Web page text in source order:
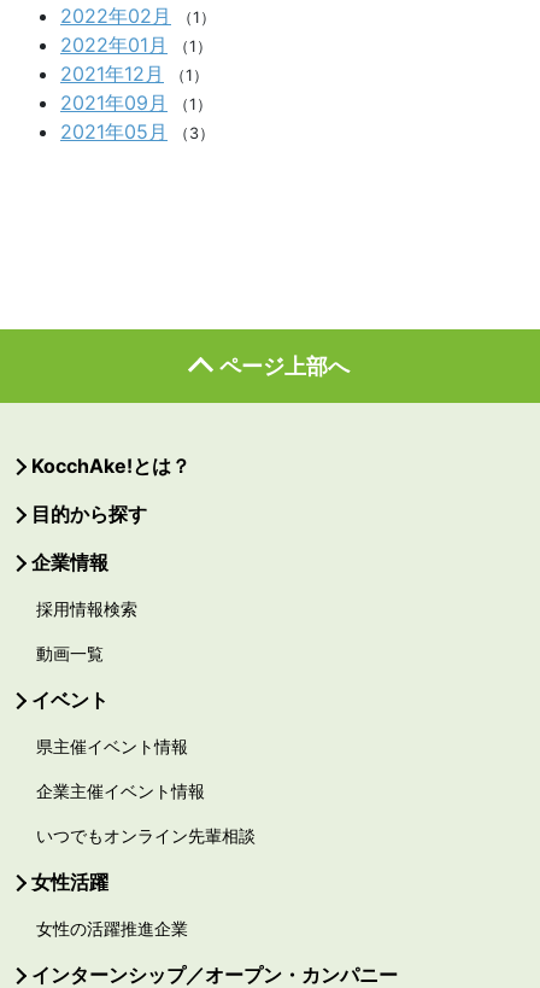
2022年02月 （1）
2022年01月 （1）
2021年12月 （1）
2021年09月 （1）
2021年05月 （3）
ページ上部へ
KocchAke!とは？
目的から探す
企業情報
採用情報検索
動画一覧
イベント
県主催イベント情報
企業主催イベント情報
いつでもオンライン先輩相談
女性活躍
女性の活躍推進企業
インターンシップ／オープン・カンパニー